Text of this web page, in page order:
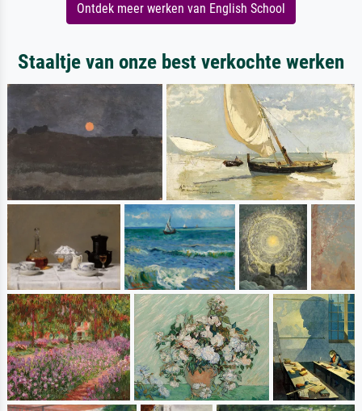
Ontdek meer werken van English School
Staaltje van onze best verkochte werken